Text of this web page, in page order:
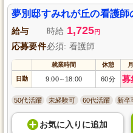
夢別邸すみれが丘の看護
給与 時給 1,725円
応募要件必須: 看護師
就業時間 休憩 月
日勤 9:00～ 18:00 60分 募
50代活躍 未経験可 60代活躍 新卒
お気に入り に追加